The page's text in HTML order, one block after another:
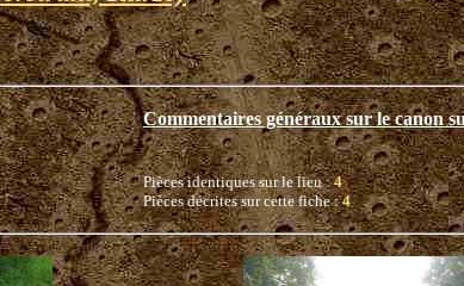
Commentaires généraux sur le canon
Pièces identiques sur le lieu :4
Pièces décrites sur cette fiche :4